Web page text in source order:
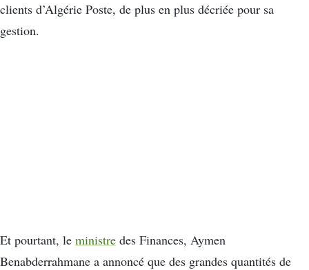
clients d’Algérie Poste, de plus en plus décriée pour sa
gestion.
Et pourtant, le ministre des Finances, Aymen
Benabderrahmane a annoncé que des grandes quantités de